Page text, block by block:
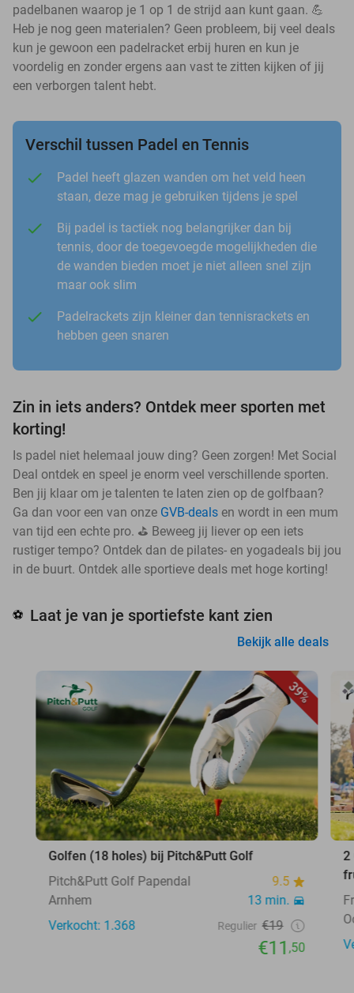
padelbanen waarop je 1 op 1 de strijd aan kunt gaan. 💪
Heb je nog geen materialen? Geen probleem, bij veel deals
kun je gewoon een padelracket erbij huren en kun je
voordelig en zonder ergens aan vast te zitten kijken of jij
een verborgen talent hebt.
Verschil tussen Padel en Tennis
Padel heeft glazen wanden om het veld heen
staan, deze mag je gebruiken tijdens je spel
Bij padel is tactiek nog belangrijker dan bij
tennis, door de toegevoegde mogelijkheden die
de wanden bieden moet je niet alleen snel zijn
maar ook slim
Padelrackets zijn kleiner dan tennisrackets en
hebben geen snaren
Zin in iets anders? Ontdek meer sporten met
korting!
Is padel niet helemaal jouw ding? Geen zorgen! Met Social
Deal ontdek en speel je enorm veel verschillende sporten.
Ben jij klaar om je talenten te laten zien op de golfbaan?
Ga dan voor een van onze GVB-deals en wordt in een mum
van tijd een echte pro. ⛳ Beweeg jij liever op een iets
rustiger tempo? Ontdek dan de pilates- en yogadeals bij jou
in de buurt. Ontdek alle sportieve deals met hoge korting!
⚽ Laat je van je sportiefste kant zien
Bekijk alle deals
39%
Golfen (18 holes) bij Pitch&Putt Golf
Pitch&Putt Golf Papendal
9.5
Arnhem
13 min.
Verkocht: 1.368
Regulier €19
€11,50
2